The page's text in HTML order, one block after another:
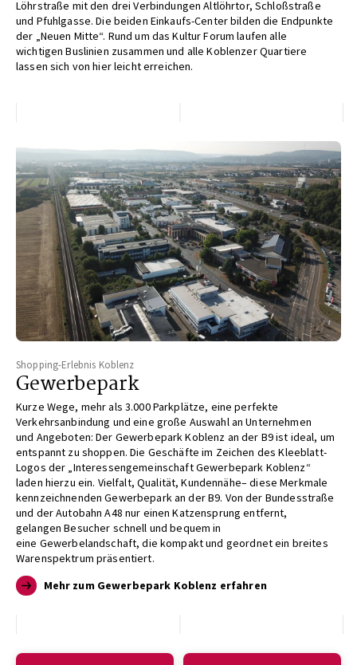
Löhrstraße mit den drei VerbindungenAltlöhrtor, Schloßstraße
und Pfuhlgasse. Die beiden Einkaufs-Center bilden die Endpunkte
der „Neuen Mitte“. Rund um das Kultur Forum laufen alle
wichtigenBuslinien zusammen und alle Koblenzer Quartiere
lassensich von hier leicht erreichen.
Shopping-Erlebnis Koblenz
Gewerbepark
Kurze Wege, mehr als 3.000 Parkplätze, eine perfekte
Verkehrsanbindung undeine große Auswahl an Unternehmen
und Angeboten: Der Gewerbepark Koblenz an der B9 ist ideal, um
entspannt zu shoppen. Die Geschäfte im Zeichen desKleeblatt-
Logos der „InteressengemeinschaftGewerbepark Koblenz“
laden hierzu ein. Vielfalt, Qualität, Kundennähe– diese Merkmale
kennzeichnenden Gewerbepark an der B9. Von der Bundesstraße
und der Autobahn A48 nur einen Katzensprung entfernt,
gelangenBesucher schnell und bequem in
eine Gewerbelandschaft, die kompakt und geordnet ein breites
Warenspektrumpräsentiert.
Mehr zum Gewerbepark Koblenz erfahren